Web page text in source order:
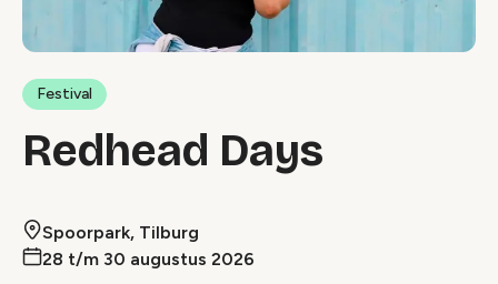
Festival
Redhead Days
Spoorpark, Tilburg
28 t/m 30 augustus 2026